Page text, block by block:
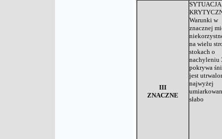
III
ZNACZNE
SYTUACJA
Warunki w
znacznej
na wielu
stokach o
nachyleniu
pokrywa
jest
najwyżej
słabo